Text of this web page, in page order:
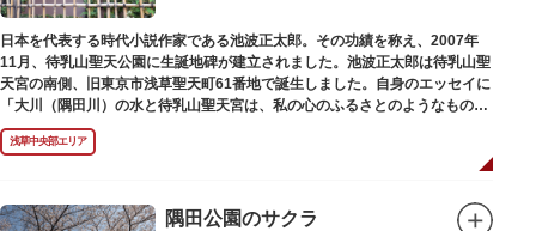
日本を代表する時代小説作家である池波正太郎。その功績を称え、2007年
11月、待乳山聖天公園に生誕地碑が建立されました。池波正太郎は待乳山聖
天宮の南側、旧東京市浅草聖天町61番地で誕生しました。自身のエッセイに
「大川（隅田川）の水と待乳山聖天宮は、私の心のふるさとのようなもの
だ」（『東京の情景「大川と待乳山聖天宮」』より）と記しており、小説の
舞台にも待乳山や近くの今戸、橋場などをたびたび登場させています。
浅草中央部エリア
隅田公園のサクラ